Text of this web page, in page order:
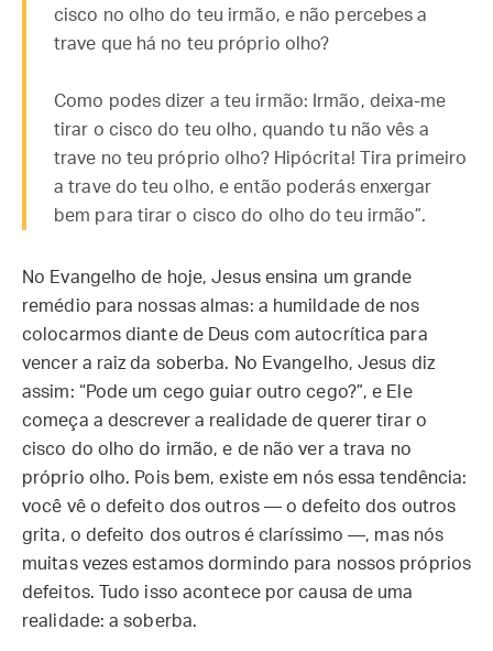
cisco no olho do teu irmão, e não percebes a
trave que há no teu próprio olho?
Como podes dizer a teu irmão: Irmão, deixa-me
tirar o cisco do teu olho, quando tu não vês a
trave no teu próprio olho? Hipócrita! Tira primeiro
a trave do teu olho, e então poderás enxergar
bem para tirar o cisco do olho do teu irmão”.
No Evangelho de hoje, Jesus ensina um grande
remédio para nossas almas: a humildade de nos
colocarmos diante de Deus com autocrítica para
vencer a raiz da soberba. No Evangelho, Jesus diz
assim: “Pode um cego guiar outro cego?”, e Ele
começa a descrever a realidade de querer tirar o
cisco do olho do irmão, e de não ver a trava no
próprio olho. Pois bem, existe em nós essa tendência:
você vê o defeito dos outros — o defeito dos outros
grita, o defeito dos outros é claríssimo —, mas nós
muitas vezes estamos dormindo para nossos próprios
defeitos. Tudo isso acontece por causa de uma
realidade: a soberba.